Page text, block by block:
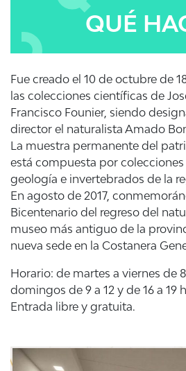
QUÉ
Fue creado el 10 de octubre de
las colecciones científicas de
Francisco Founier, siendo
director el naturalista Amado
La muestra permanente del
está compuesta por
geología e invertebrados de la
En agosto de 2017,
Bicentenario del regreso del
museo más antiguo de la
nueva sede en la Costanera
Horario: de martes a viernes de
domingos de 9 a 12 y de 16 a 19
Entrada libre y gratuita.